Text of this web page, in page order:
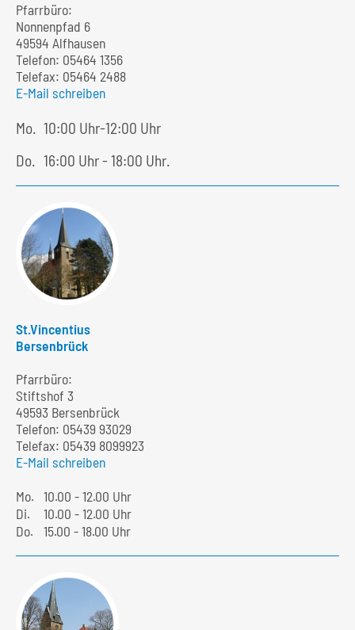
Pfarrbüro:
Nonnenpfad 6
49594 Alfhausen
Telefon: 05464 1356
Telefax: 05464 2488
E-Mail schreiben
Mo.
10:00 Uhr-12:00 Uhr
Do.
16:00 Uhr - 18:00 Uhr.
St.Vincentius
Bersenbrück
Pfarrbüro:
Stiftshof 3
49593 Bersenbrück
Telefon: 05439 93029
Telefax: 05439 8099923
E-Mail schreiben
Mo. 10.00 - 12.00 Uhr
Di.
10.00 - 12.00 Uhr
Do.
15.00 - 18.00 Uhr